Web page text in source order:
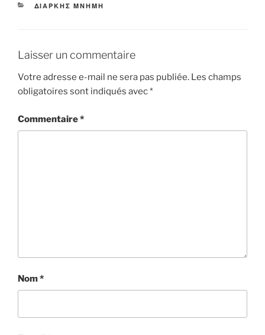
CATÉGORIES
ΔΙΑΡΚΗΣ ΜΝΗΜΗ
Laisser un commentaire
Votre adresse e-mail ne sera pas publiée. Les champs
obligatoires sont indiqués avec*
Commentaire*
Nom*